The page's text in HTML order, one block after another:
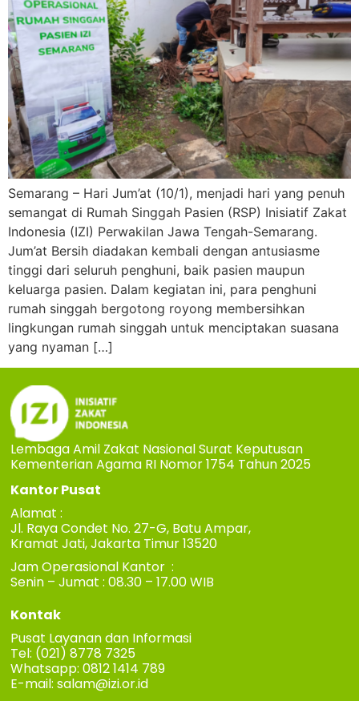
Semarang – Hari Jum’at (10/1), menjadi hari yang penuh
semangat di Rumah Singgah Pasien (RSP) Inisiatif Zakat
Indonesia (IZI) Perwakilan Jawa Tengah-Semarang.
Jum’at Bersih diadakan kembali dengan antusiasme
tinggi dari seluruh penghuni, baik pasien maupun
keluarga pasien. Dalam kegiatan ini, para penghuni
rumah singgah bergotong royong membersihkan
lingkungan rumah singgah untuk menciptakan suasana
yang nyaman […]
Lembaga Amil Zakat Nasional Surat Keputusan
Kementerian Agama RI Nomor 1754 Tahun 2025
Kantor Pusat
Alamat :
Jl. Raya Condet No. 27-G, Batu Ampar,
Kramat Jati, Jakarta Timur 13520
Jam Operasional Kantor :
Senin – Jumat : 08.30 – 17.00 WIB
Kontak
Pusat Layanan dan Informasi
Tel: (021) 8778 7325
Whatsapp: 0812 1414 789
E-mail:salam@izi.or.id